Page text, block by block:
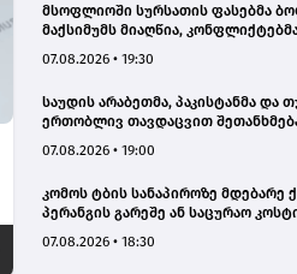
მსოფლიოში სურსათის ფასებმა
მაქსიმუმს მიაღწია,
„გარდიანი“
07.08.2026 • 19:30
საუდის არაბეთმა, პაკისტანმა და
ერთობლივ თავდაცვით
07.08.2026 • 19:00
კომოს ტბის სანაპიროზე მდებარე
პერანგის გარეშე ან საცურაო
მოუწევთ
07.08.2026 • 18:30